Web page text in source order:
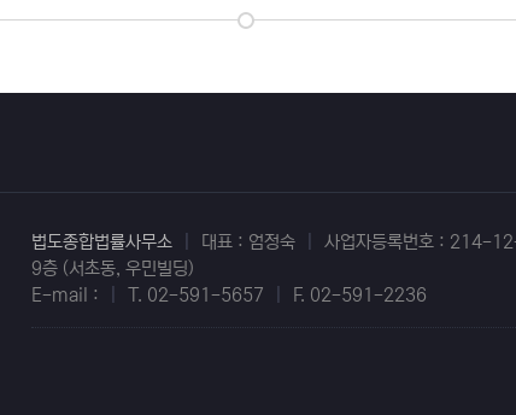
법도종합법률사무소 대표 : 엄정숙
사업자등록번호 : 214-
9층 (서초동, 우민빌딩)
E-mail :
T. 02-591-5657 F. 02-591-2236